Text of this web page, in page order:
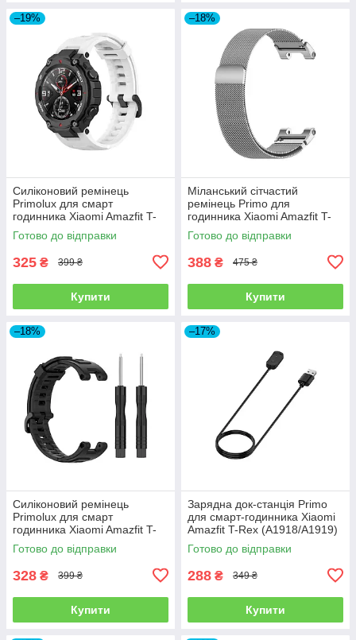
–19%
Силіконовий ремінець
Primolux для смарт
годинника Xiaomi Amazfit T-
Rex (A1918) / T-Rex Pro
(A2013) - White
Готово до відправки
325 ₴ 399 ₴
Купити
–18%
Міланський сітчастий
ремінець Primo для
годинника Xiaomi Amazfit T-
Rex (A1918) / T-Rex Pro
(A2013) - Silver
Готово до відправки
388 ₴ 475 ₴
Купити
–18%
Силіконовий ремінець
Primolux для смарт
годинника Xiaomi Amazfit T-
Rex (A1918) / T-Rex Pro
(A2013) - Black
Готово до відправки
328 ₴ 399 ₴
Купити
–17%
Зарядна док-станція Primo
для смарт-годинника Xiaomi
Amazfit T-Rex (A1918/A1919)
Готово до відправки
288 ₴ 349 ₴
Купити